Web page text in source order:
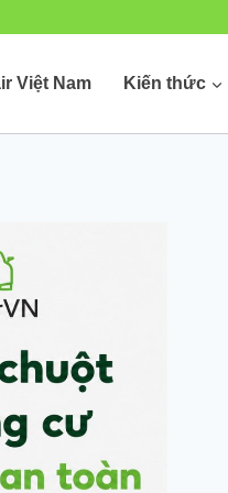
Việt Nam Kiến thức